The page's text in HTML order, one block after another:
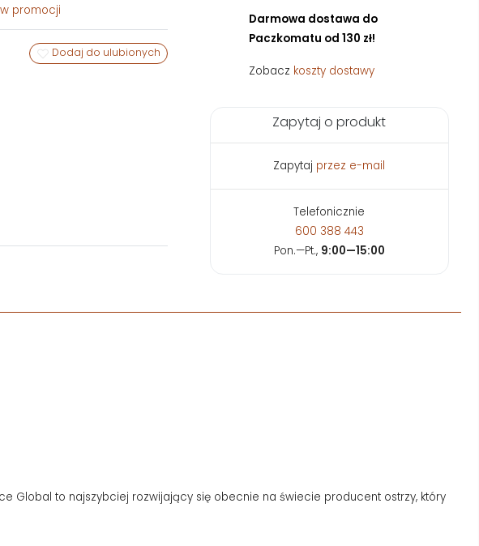
promocji
Dodaj do ulubionych
Darmowa dostawa do
Paczkomatu od 130 zł!
Zobacz koszty dostawy
Zapytaj o produkt
Zapytaj przez e-mail
Telefonicznie
600 388 443
Pon.—Pt., 9:00—15:00
Global to najszybciej rozwijający się obecnie na świecie producent ostrzy, który